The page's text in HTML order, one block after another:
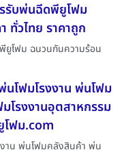
รับพ่นฉีดพียูโฟม
ทั่วไทย ราคาถูก
ยูโฟม ฉนวนกันความร้อน
โฟมโรงงาน พ่นโฟม
โรงงานอุตสาหกรรม
โฟม.com
าน พ่นโฟมคลังสินค้า พ่น